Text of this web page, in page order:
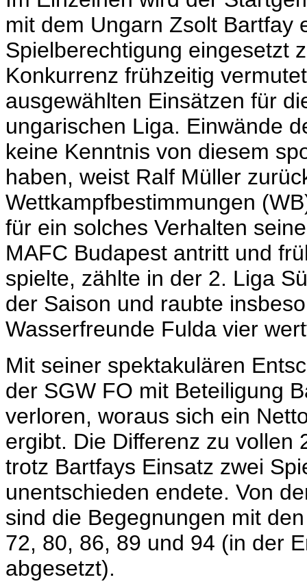
mit dem Ungarn Zsolt Bartfay
Spielberechtigung eingesetzt
Konkurrenz frühzeitig
ausgewählten Einsätzen für
ungarischen Liga. Einwände
keine Kenntnis von diesem
haben, weist Ralf Müller
Wettkampfbestimmungen
für ein solches Verhalten
MAFC Budapest antritt und
spielte, zählte in der 2. Liga
der Saison und raubte
Wasserfreunde Fulda vier
Mit seiner spektakulären
der SGW FO mit Beteiligung
verloren, woraus sich ein
ergibt. Die Differenz zu vollen
trotz Bartfays Einsatz zwei
unentschieden endete. Von
sind die Begegnungen mit
72, 80, 86, 89 und 94 (in der
abgesetzt).